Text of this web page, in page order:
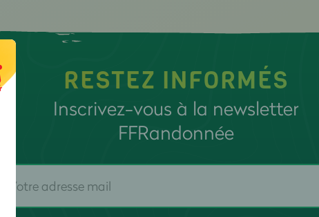
RESTEZ INFORMÉS
Inscrivez-vous à la newsletter
FFRandonnée